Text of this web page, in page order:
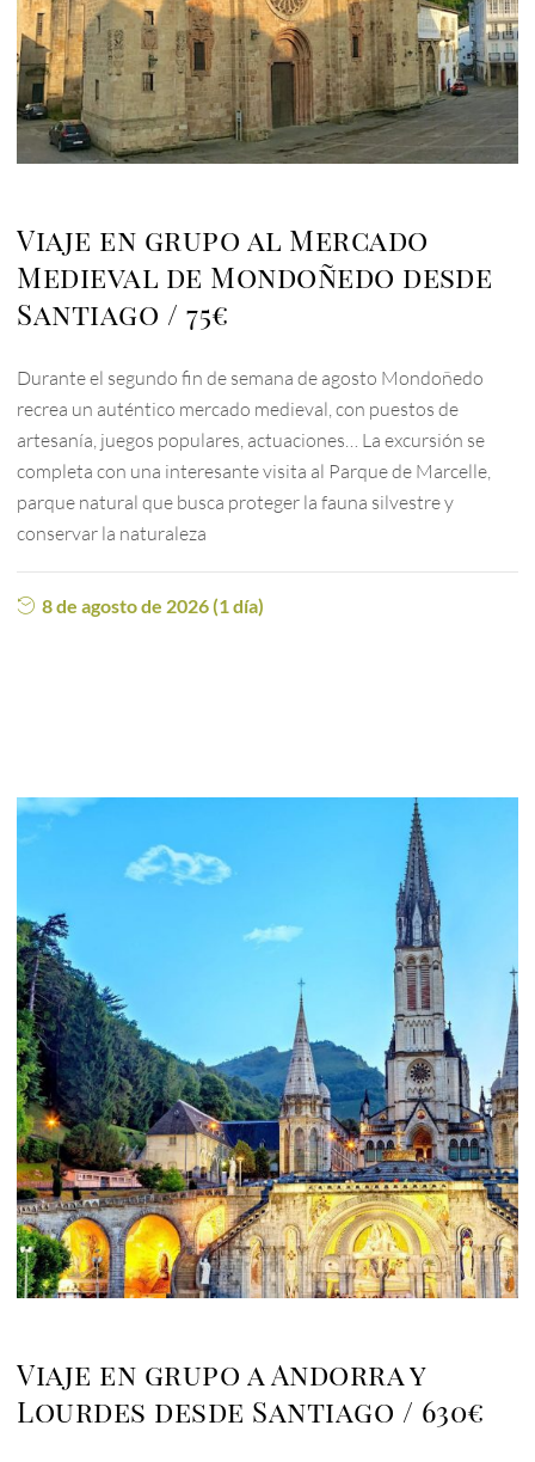
Viaje en grupo al Mercado
Medieval de Mondoñedo desde
Santiago
75€
Durante el segundo fin de semana de agosto Mondoñedo
recrea un auténtico mercado medieval, con puestos de
artesanía, juegos populares, actuaciones… La excursión se
completa con una interesante visita al Parque de Marcelle,
parque natural que busca proteger la fauna silvestre y
conservar la naturaleza
8 de agosto de 2026 (1 día)
Viaje en grupo a Andorra y
Lourdes desde Santiago
630€